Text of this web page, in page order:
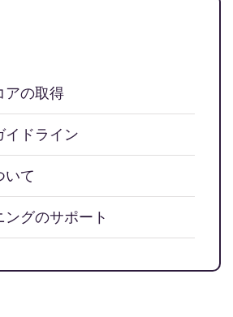
アの取得
イドライン
いて
グのサポート